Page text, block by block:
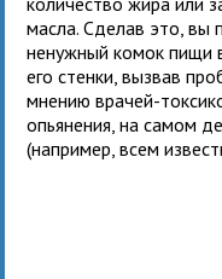
масла. Сделав это, вы
ненужный комок пищи
его стенки, вызвав
мнению врачей-
опьянения, на самом
(например, всем